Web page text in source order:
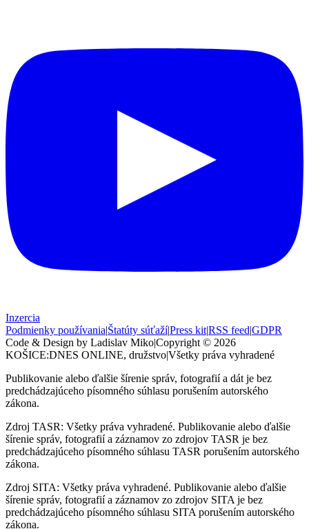
Inzercia
Podmienky používania|Štatúty súťaží|Press kit|RSS feed|GDPR
Code & Design by Ladislav Miko|Copyright © 2026
KOŠICE:DNES ONLINE, družstvo|Všetky práva vyhradené
Publikovanie alebo ďalšie šírenie správ, fotografií a dát je bez
predchádzajúceho písomného súhlasu porušením autorského
zákona.
Zdroj TASR: Všetky práva vyhradené. Publikovanie alebo ďalšie
šírenie správ, fotografií a záznamov zo zdrojov TASR je bez
predchádzajúceho písomného súhlasu TASR porušením autorského
zákona.
Zdroj SITA: Všetky práva vyhradené. Publikovanie alebo ďalšie
šírenie správ, fotografií a záznamov zo zdrojov SITA je bez
predchádzajúceho písomného súhlasu SITA porušením autorského
zákona.